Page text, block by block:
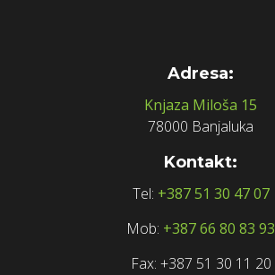
Adresa:
Knjaza Miloša 15
78000 Banjaluka
Kontakt:
Tel: +387 51 30 47 07
Mob: +387 66 80 83 93
Fax: +387 51 30 11 20